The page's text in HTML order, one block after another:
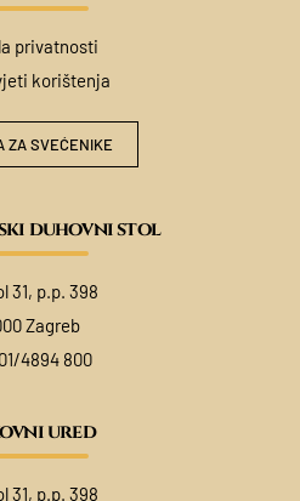
privatnosti
korištenja
ZA SVEĆENIKE
duhovni stol
31, p.p. 398
Zagreb
01/4894 800
ured
31, p.p. 398